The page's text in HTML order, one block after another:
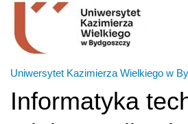
Uniwersytet Kazimierza Wielkiego w
Informatyka